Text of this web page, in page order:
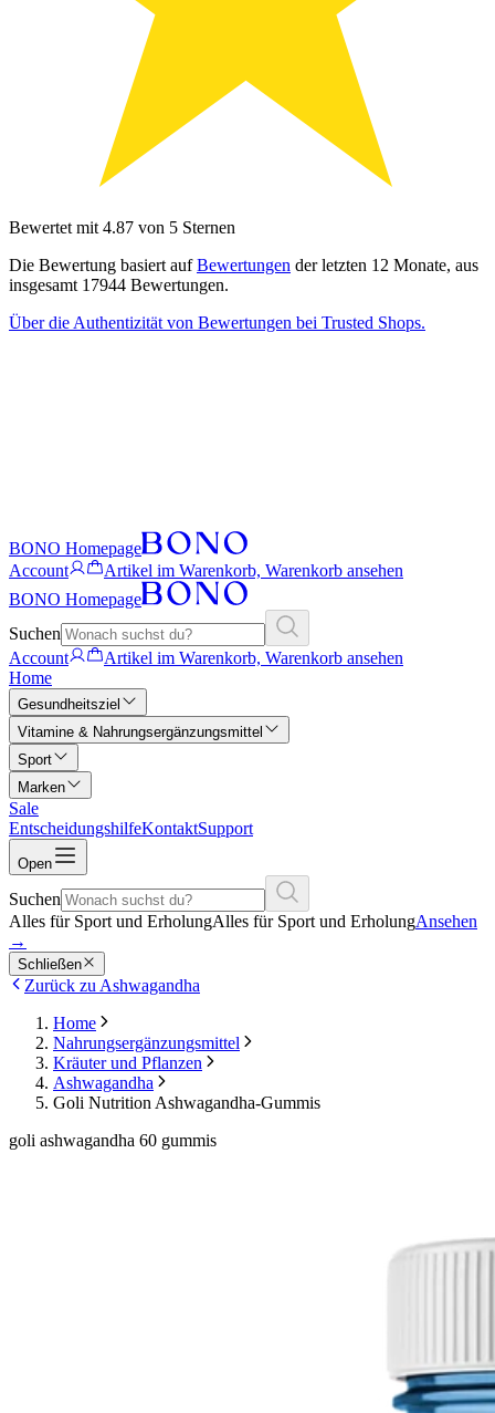
Bewertet mit 4.87 von 5 Sternen
Die Bewertung basiert aufBewertungen der letzten 12 Monate, aus
insgesamt 17944 Bewertungen.
Über die Authentizität von Bewertungen bei Trusted Shops.
BONO Homepage
Account
Artikel im Warenkorb, Warenkorb ansehen
BONO Homepage
Suchen
Account
Artikel im Warenkorb, Warenkorb ansehen
Home
Gesundheitsziel
Vitamine & Nahrungsergänzungsmittel
Sport
Marken
Sale
EntscheidungshilfeKontaktSupport
Open
Suchen
Alles für Sport und ErholungAlles für Sport und ErholungAnsehen
→
Schließen
Zurück zu Ashwagandha
Home
Nahrungsergänzungsmittel
Kräuter und Pflanzen
Ashwagandha
Goli Nutrition Ashwagandha-Gummis
goli ashwagandha 60 gummis